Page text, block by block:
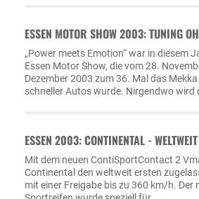
ESSEN MOTOR SHOW 2003: TUNING
„Power meets Emotion“ war in diesem
Essen Motor Show, die vom 28.
Dezember 2003 zum 36. Mal das
schneller Autos wurde. Nirgendwo wird
ESSEN 2003: CONTINENTAL -
Mit dem neuen ContiSportContact 2
Continental den weltweit ersten
mit einer Freigabe bis zu 360 km/h. Der